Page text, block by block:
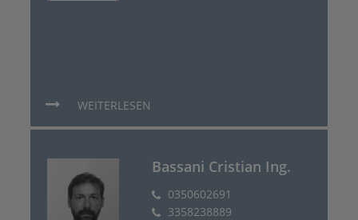
WEITERLESEN
Bassani Cristian Ing.
0350602691
3358238889